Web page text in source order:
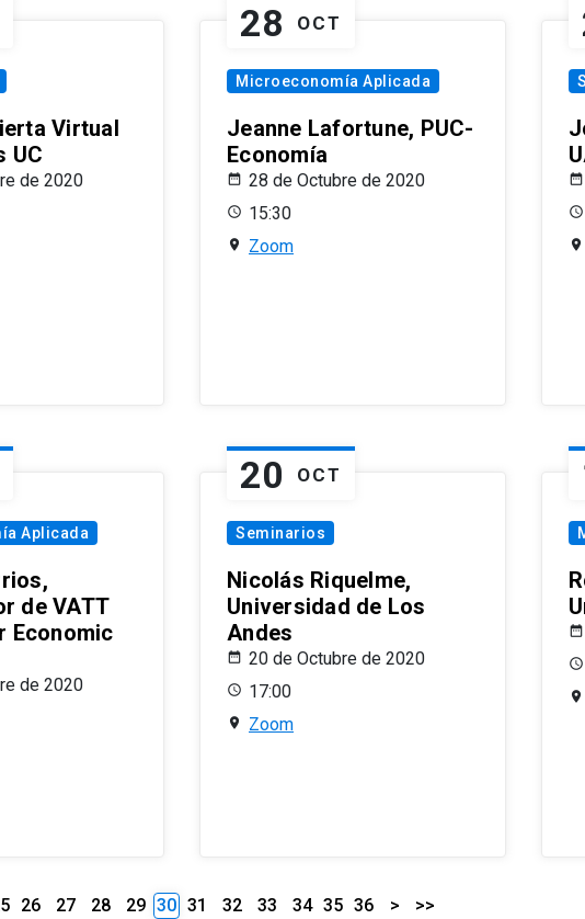
Virtual
UC
de 2020
28 OCT
Microeconomía Aplicada
Jeanne Lafortune, PUC-
Economía
28 de Octubre de 2020
15:30
Zoom
Aplicada
de VATT
Economic
de 2020
20 OCT
Seminarios
Nicolás Riquelme,
Universidad de Los
Andes
20 de Octubre de 2020
17:00
Zoom
26 27 28 29 30 31 32 33 34 35 36 > >>